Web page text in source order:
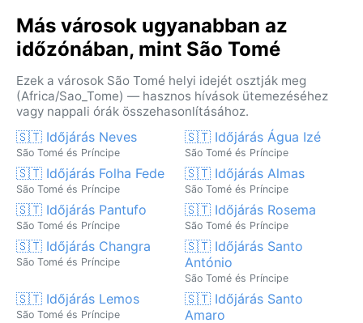
Más városok ugyanabban az
időzónában, mint São Tomé
Ezek a városok São Tomé helyi idejét osztják meg
(Africa/Sao_Tome) — hasznos hívások ütemezéséhez
vagy nappali órák összehasonlításához.
🇸🇹 Időjárás Neves
São Tomé és Príncipe
🇸🇹 Időjárás Água Izé
São Tomé és Príncipe
🇸🇹 Időjárás Folha Fede
São Tomé és Príncipe
🇸🇹 Időjárás Almas
São Tomé és Príncipe
🇸🇹 Időjárás Pantufo
São Tomé és Príncipe
🇸🇹 Időjárás Rosema
São Tomé és Príncipe
🇸🇹 Időjárás Changra
São Tomé és Príncipe
🇸🇹 Időjárás Santo
António
São Tomé és Príncipe
🇸🇹 Időjárás Lemos
São Tomé és Príncipe
🇸🇹 Időjárás Santo
Amaro